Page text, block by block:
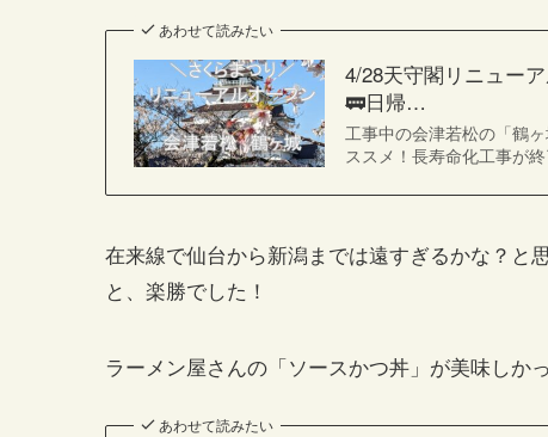
あわせて読みたい
4/28天守閣リニュー
🚃日帰…
工事中の会津若松の「鶴
ススメ！長寿命化工事が
在来線で仙台から新潟までは遠すぎるかな？と
と、楽勝でした！
ラーメン屋さんの「ソースかつ丼」が美味しか
あわせて読みたい